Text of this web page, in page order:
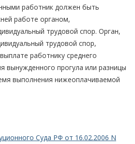
работник должен быть
работе органом,
трудовой спор. Орган,
трудовой спор,
работнику среднего
вынужденного прогула или разницы
выполнения нижеоплачиваемой
Суда РФ от 16.02.2006 N